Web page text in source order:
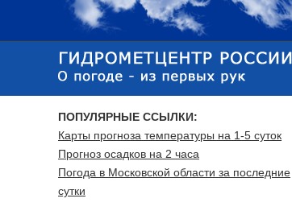
ПОПУЛЯРНЫЕ ССЫЛКИ:
Карты прогноза температуры на 1-5 суток
Прогноз осадков на 2 часа
Погода в Московской области за последние
сутки